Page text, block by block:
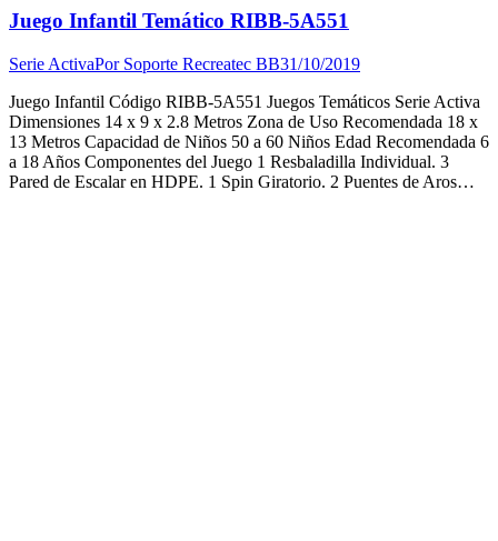
Juego Infantil Temático RIBB-5A551
Serie ActivaPor Soporte Recreatec BB31/10/2019
Juego Infantil Código RIBB-5A551 Juegos Temáticos Serie Activa
Dimensiones 14 x 9 x 2.8 Metros Zona de Uso Recomendada 18 x
13 Metros Capacidad de Niños 50 a 60 Niños Edad Recomendada 6
a 18 Años Componentes del Juego 1 Resbaladilla Individual. 3
Pared de Escalar en HDPE. 1 Spin Giratorio. 2 Puentes de Aros…